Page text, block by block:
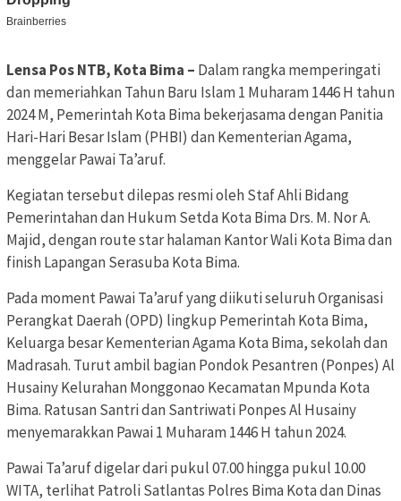
Lensa Pos NTB, Kota Bima – Dalam rangka memperingati
dan memeriahkan Tahun Baru Islam 1 Muharam 1446 H tahun
2024 M, Pemerintah Kota Bima bekerjasama dengan Panitia
Hari-Hari Besar Islam (PHBI) dan Kementerian Agama,
menggelar Pawai Ta’aruf.
Kegiatan tersebut dilepas resmi oleh Staf Ahli Bidang
Pemerintahan dan Hukum Setda Kota Bima Drs. M. Nor A.
Majid, dengan route star halaman Kantor Wali Kota Bima dan
finish Lapangan Serasuba Kota Bima.
Pada moment Pawai Ta’aruf yang diikuti seluruh Organisasi
Perangkat Daerah (OPD) lingkup Pemerintah Kota Bima,
Keluarga besar Kementerian Agama Kota Bima, sekolah dan
Madrasah. Turut ambil bagian Pondok Pesantren (Ponpes) Al
Husainy Kelurahan Monggonao Kecamatan Mpunda Kota
Bima. Ratusan Santri dan Santriwati Ponpes Al Husainy
menyemarakkan Pawai 1 Muharam 1446 H tahun 2024.
Pawai Ta’aruf digelar dari pukul 07.00 hingga pukul 10.00
WITA, terlihat Patroli Satlantas Polres Bima Kota dan Dinas